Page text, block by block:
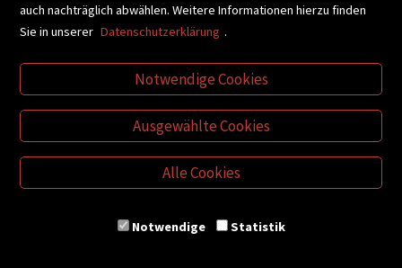
VIDEO-TIPPS
VERTRAG WIDERRUFEN
© Buchhandlung Plautz GmbH
auch nachträglich abwählen. Weitere Informationen hierzu finden
Sie in unserer Datenschutzerklärung .
Notwendige Cookies
Ausgewählte Cookies
Alle Cookies
Notwendige Statistik